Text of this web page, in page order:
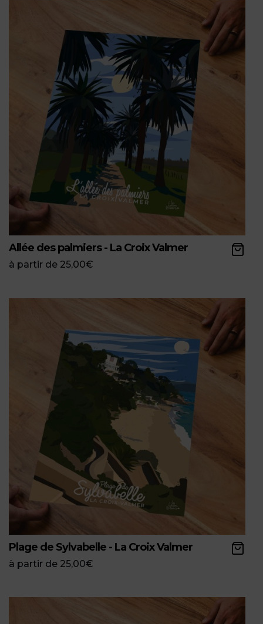
Allée des palmiers - La Croix Valmer
à partir de 25,00€
Plage de Sylvabelle - La Croix Valmer
à partir de 25,00€